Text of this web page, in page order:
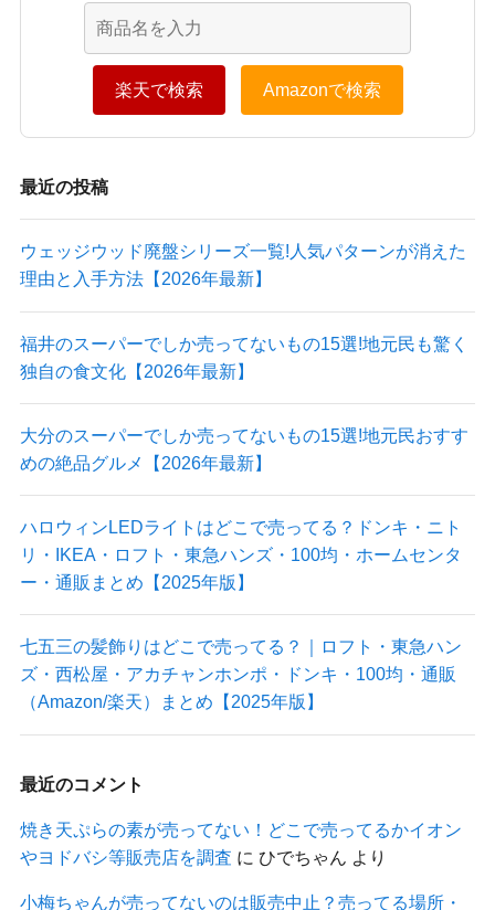
楽天で検索 Amazonで検索
最近の投稿
ウェッジウッド廃盤シリーズ一覧!人気パターンが消えた
理由と入手方法【2026年最新】
福井のスーパーでしか売ってないもの15選!地元民も驚く
独自の食文化【2026年最新】
大分のスーパーでしか売ってないもの15選!地元民おすす
めの絶品グルメ【2026年最新】
ハロウィンLEDライトはどこで売ってる？ドンキ・ニト
リ・IKEA・ロフト・東急ハンズ・100均・ホームセンタ
ー・通販まとめ【2025年版】
七五三の髪飾りはどこで売ってる？｜ロフト・東急ハン
ズ・西松屋・アカチャンホンポ・ドンキ・100均・通販
（Amazon/楽天）まとめ【2025年版】
最近のコメント
焼き天ぷらの素が売ってない！どこで売ってるかイオン
やヨドバシ等販売店を調査 に ひでちゃん より
小梅ちゃんが売ってないのは販売中止？売ってる場所・